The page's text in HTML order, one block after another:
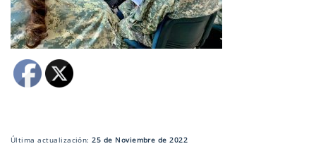
Última actualización:25 de Noviembre de 2022